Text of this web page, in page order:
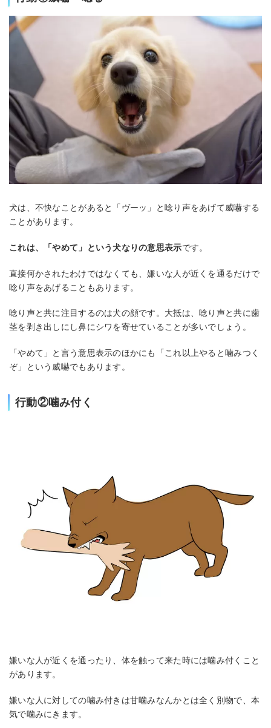
犬は、不快なことがあると「ヴーッ」と唸り声をあげて威嚇する
ことがあります。
これは、「やめて」という犬なりの意思表示です。
直接何かされたわけではなくても、嫌いな人が近くを通るだけで
唸り声をあげることもあります。
唸り声と共に注目するのは犬の顔です。大抵は、唸り声と共に歯
茎を剥き出しにし鼻にシワを寄せていることが多いでしょう。
「やめて」と言う意思表示のほかにも「これ以上やると噛みつく
ぞ」という威嚇でもあります。
行動②噛み付く
嫌いな人が近くを通ったり、体を触って来た時には噛み付くこと
があります。
嫌いな人に対しての噛み付きは甘噛みなんかとは全く別物で、本
気で噛みにきます。